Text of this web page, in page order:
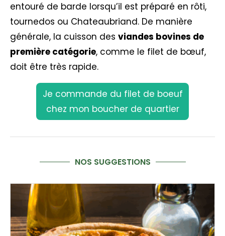
entouré de barde lorsqu’il est préparé en rôti,
tournedos ou Chateaubriand. De manière
générale, la cuisson des viandes bovines de
première catégorie, comme le filet de bœuf,
doit être très rapide.
Je commande du filet de boeuf
chez mon boucher de quartier
NOS SUGGESTIONS